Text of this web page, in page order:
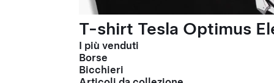
T-shirt Tesla Optimus
I più venduti
Borse
Bicchieri